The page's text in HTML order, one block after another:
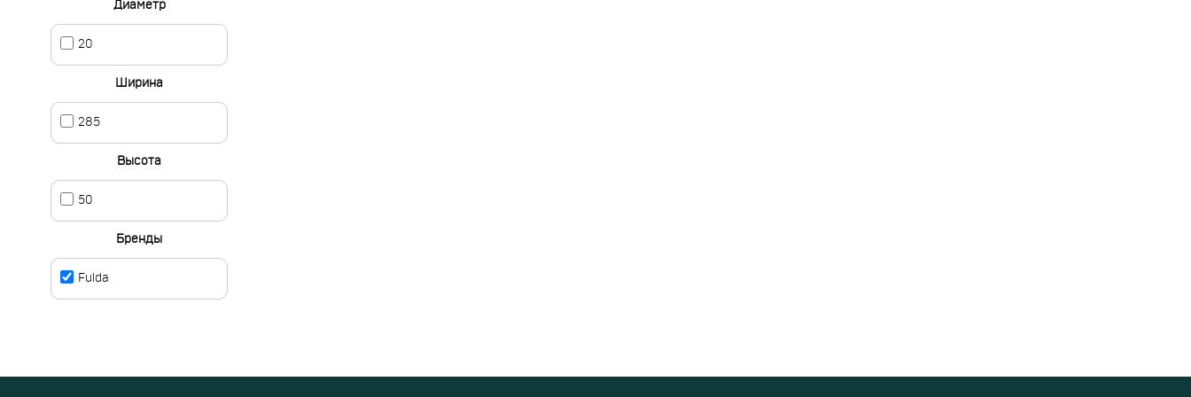
Диаметр
20
Ширина
285
Высота
50
Бренды
Fulda